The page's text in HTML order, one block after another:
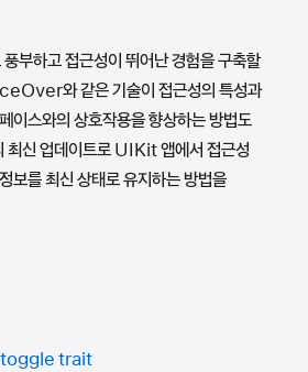
부하고 접근성이 뛰어난 경험을 구축할
와 같은 기술이 접근성의 특성과
이스와의 상호작용을 향상하는 방법도
신 업데이트로 UIKit 앱에서 접근성
보를 최신 상태로 유지하는 방법을
trait